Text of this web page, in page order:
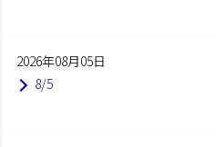
2026年08月05日
8/5